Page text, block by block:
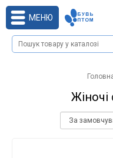
МЕНЮ
Жіночі